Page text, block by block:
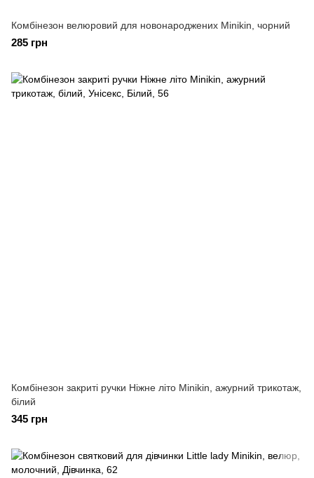
Комбінезон велюровий для новонароджених Minikin, чорний
285 грн
Комбінезон закриті ручки Ніжне літо Minikin, ажурний трикотаж,
білий
345 грн